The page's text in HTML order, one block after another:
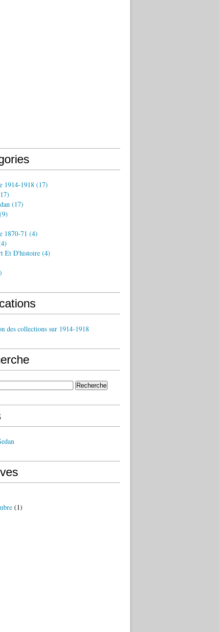
1914-1918 (17)
(17)
(9)
1870-71 (4)
Et D'histoire (4)
des collections sur 1914-1918
(1)